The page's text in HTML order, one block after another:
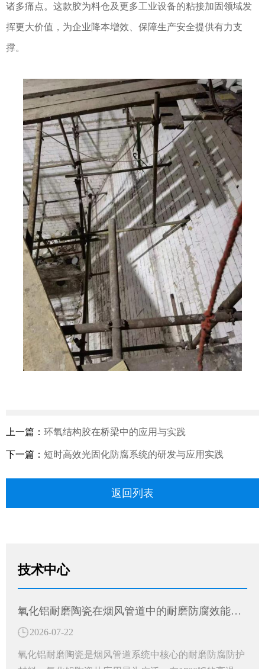
诸多痛点。这款胶为料仓及更多工业设备的粘接加固领域发
挥更大价值，为企业降本增效、保障生产安全提供有力支
撑。
上一篇： 环氧结构胶在桥梁中的应用与实践
下一篇： 短时高效光固化防腐系统的研发与应用实践
返回列表
技术中心
氧化铝耐磨陶瓷在烟风管道中的耐磨防腐效能分析
2026-07-22
氧化铝耐磨陶瓷是烟风管道系统中核心的耐磨防腐防护